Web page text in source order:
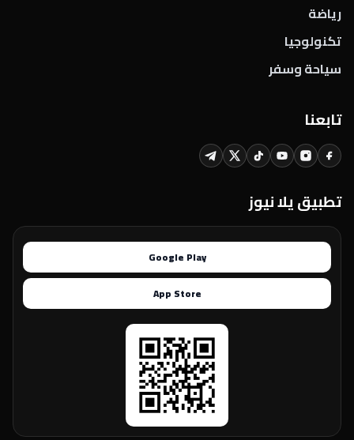
رياضة
تكنولوجيا
سياحة وسفر
تابعنا
تطبيق يلا نيوز
Google Play
App Store